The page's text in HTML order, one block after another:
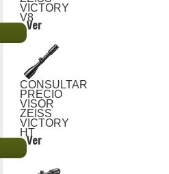
VICTORY
V8
Ver
CONSULTAR
PRECIO
VISOR
ZEISS
VICTORY
HT
Ver